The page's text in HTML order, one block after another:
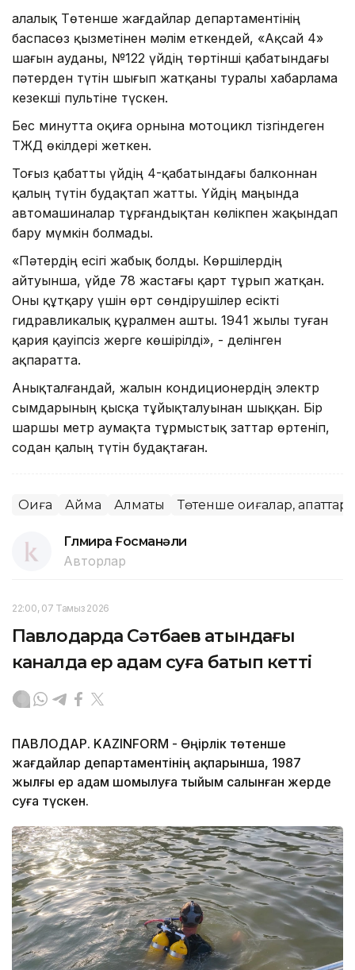
Қалалық Төтенше жағдайлар департаментінің
баспасөз қызметінен мәлім еткендей, «Ақсай 4»
шағын ауданы, №122 үйдің төртінші қабатындағы
пәтерден түтін шығып жатқаны туралы хабарлама
кезекші пультіне түскен.
Бес минутта оқиға орнына мотоцикл тізгіндеген
ТЖД өкілдері жеткен.
Тоғыз қабатты үйдің 4-қабатындағы балконнан
қалың түтін будақтап жатты. Үйдің маңында
автомашиналар тұрғандықтан көлікпен жақындап
бару мүмкін болмады.
«Пәтердің есігі жабық болды. Көршілердің
айтуынша, үйде 78 жастағы қарт тұрып жатқан.
Оны құтқару үшін өрт сөндірушілер есікті
гидравликалық құралмен ашты. 1941 жылы туған
қария қауіпсіз жерге көшірілді», - делінген
ақпаратта.
Анықталғандай, жалын кондиционердің электр
сымдарының қысқа тұйықталуынан шыққан. Бір
шаршы метр аумақта тұрмыстық заттар өртеніп,
содан қалың түтін будақтаған.
Оқиға Аймақ Алматы Төтенше оқиғалар, апаттар
Гүлмира Ғосманәли
Авторлар
22:00, 07 Тамыз 2026
Павлодарда Сәтбаев атындағы
каналда ер адам суға батып кетті
ПАВЛОДАР. KAZINFORM - Өңірлік төтенше
жағдайлар департаментінің ақпарынша, 1987
жылғы ер адам шомылуға тыйым салынған жерде
суға түскен.